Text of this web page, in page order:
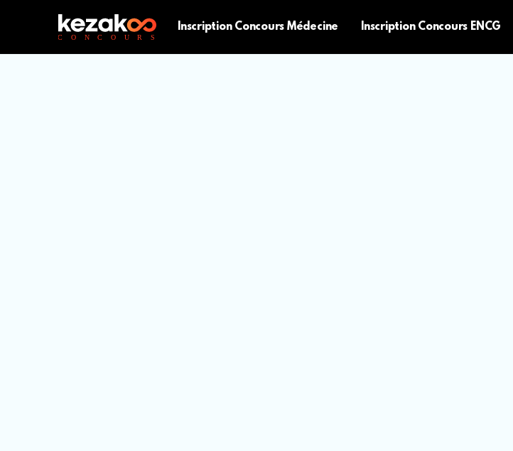
Inscription Concours Médecine Inscription Concours ENCG